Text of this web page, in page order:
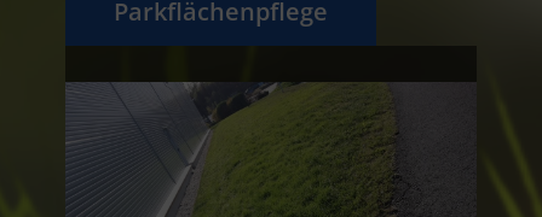
Parkflächenpflege